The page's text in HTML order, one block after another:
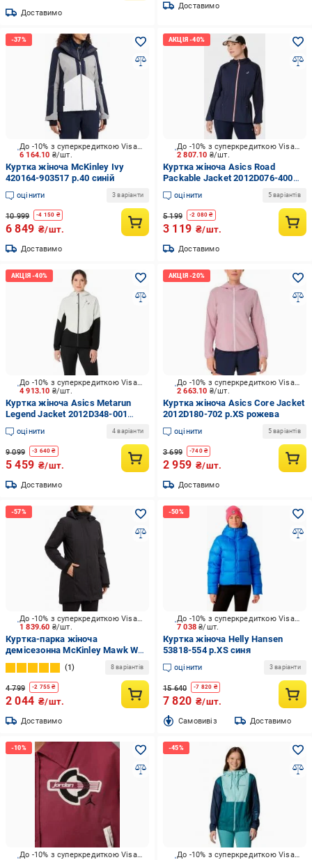
Доставимо
Доставимо
6 164.10 ₴/шт.
До -10% з суперкредиткою Visa Вигода
Куртка жіноча McKinley Ivy
420164-903517 р.40 синій
оцінити 3 варіанти
10 999 -4 150 ₴
6 849 ₴/шт.
Доставимо
2 807.10 ₴/шт.
До -10% з суперкредиткою Visa Вигода
Куртка жіноча Asics Road
Packable Jacket 2012D076-400
р.M синя
оцінити 5 варіантів
5 199 -2 080 ₴
3 119 ₴/шт.
Доставимо
4 913.10 ₴/шт.
До -10% з суперкредиткою Visa Вигода
Куртка жіноча Asics Metarun
Legend Jacket 2012D348-001
р.XS біла
оцінити 4 варіанти
9 099 -3 640 ₴
5 459 ₴/шт.
Доставимо
2 663.10 ₴/шт.
До -10% з суперкредиткою Visa Вигода
Куртка жіноча Asics Core Jacket
2012D180-702 р.XS рожева
оцінити 5 варіантів
3 699 -740₴
2 959 ₴/шт.
Доставимо
1 839.60 ₴/шт.
До -10% з суперкредиткою Visa Вигода
Куртка-парка жіноча
демісезонна McKinley Mawk W
419984-057 р.XXS чорна
1 8 варіантів
4 799 -2 755 ₴
2 044 ₴/шт.
Доставимо
7 038₴/шт.
До -10% з суперкредиткою Visa Вигода
Куртка жіноча Helly Hansen
53818-554 р.XS синя
оцінити 3 варіанти
15 640 -7 820 ₴
7 820 ₴/шт.
Cамовивіз Доставимо
До -10% з суперкредиткою Visa Вигода
До -10% з суперкредиткою Visa Вигода